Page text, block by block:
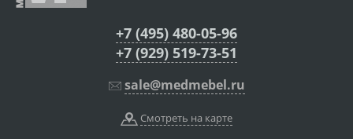
+7 (495) 480-05-96
+7 (929) 519-73-51
sale@medmebel.ru
Смотреть на карте